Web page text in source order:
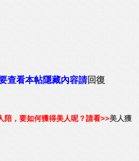
查看本帖隱藏內容請回復
陪，要如何獲得美人呢？請看>>美人獲